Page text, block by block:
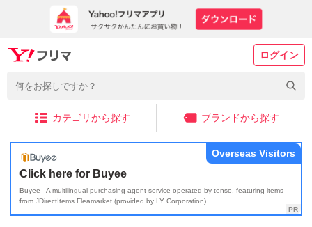
ログイン
カテゴリから探す ブランドから探す
Click here for Buyee
Buyee - A multilingual purchasing agent service operated by tenso, featuring items
from JDirectItems Fleamarket (provided by LY Corporation)
Overseas Visitors